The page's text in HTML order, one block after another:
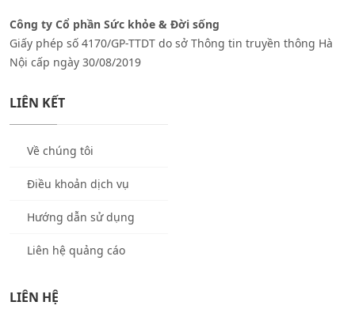
Công ty Cổ phần Sức khỏe & Đời sống
Giấy phép số 4170/GP-TTDT do sở Thông tin truyền thông Hà
Nội cấp ngày 30/08/2019
LIÊN KẾT
Về chúng tôi
Điều khoản dịch vụ
Hướng dẫn sử dụng
Liên hệ quảng cáo
LIÊN HỆ